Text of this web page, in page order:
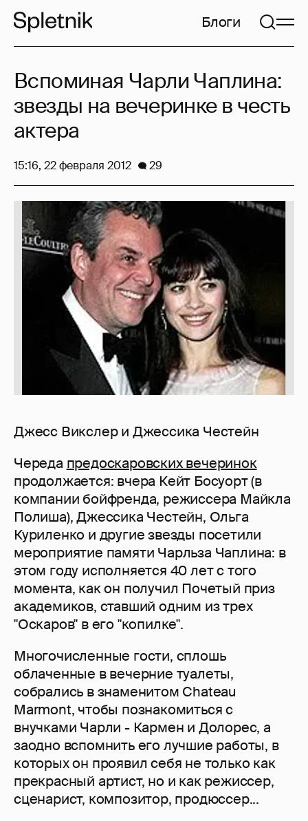
Блоги
Джесс Викслер и Джессика Честейн
Череда предоскаровских вечеринок
продолжается: вчера Кейт Босуорт (в
компании бойфренда, режиссера Майкла
Полиша), Джессика Честейн, Ольга
Куриленко и другие звезды посетили
мероприятие памяти Чарльза Чаплина: в
этом году исполняется 40 лет с того
момента, как он получил Почетый приз
академиков, ставший одним из трех
"Оскаров" в его "копилке".
Многочисленные гости, сплошь
облаченные в вечерние туалеты,
собрались в знаменитом Chateau
Marmont, чтобы познакомиться с
внучками Чарли - Кармен и Долорес, а
заодно вспомнить его лучшие работы, в
которых он проявил себя не только как
прекрасный артист, но и как режиссер,
сценарист, композитор, продюссер...
Вспоминая Чарли Чаплина:
звезды на вечеринке в честь
актера
15:16, 22 февраля 2012 29